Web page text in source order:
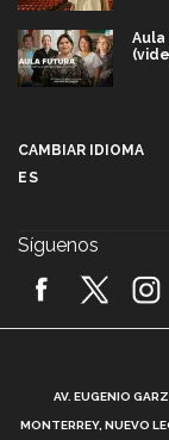
CAMBIAR IDIOMA
ES
Síguenos
AV. EUGENIO
MONTERREY, NUEVO